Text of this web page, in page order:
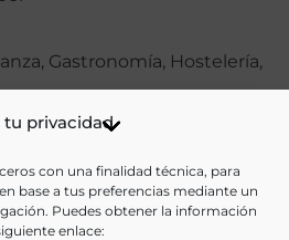
tu privacidad
con una finalidad técnica, para
base a tus preferencias mediante un
Puedes obtener la información
enlace:
Gastronomía, Hostelería,
cocina, Estudiantes,